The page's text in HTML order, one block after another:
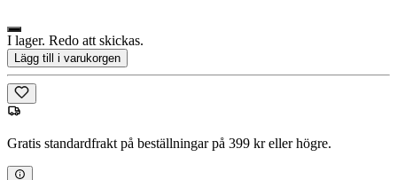
I lager. Redo att skickas.
Lägg till i varukorgen
Gratis standardfrakt på beställningar på 399 kr eller högre.